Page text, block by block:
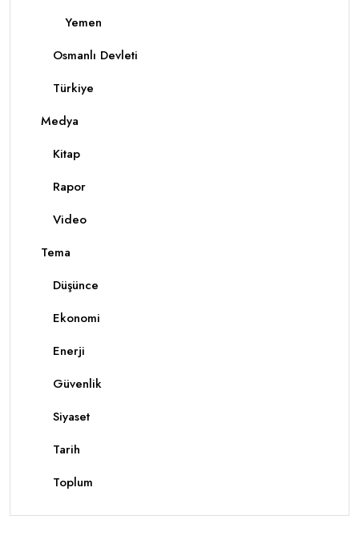
Yemen
Osmanlı Devleti
Türkiye
Medya
Kitap
Rapor
Video
Tema
Düşünce
Ekonomi
Enerji
Güvenlik
Siyaset
Tarih
Toplum